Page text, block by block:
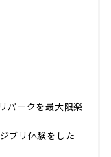
パークを最大限楽
ブリ体験をした